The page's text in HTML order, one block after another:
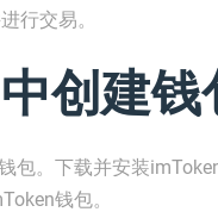
行交易。
创建钱
包。下载并安装
钱包。